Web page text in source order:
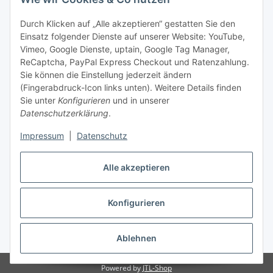
Alle akzeptieren
Konfigurieren
Ablehnen
Durch Klicken auf „Alle akzeptieren“ gestatten Sie den
Einsatz folgender Dienste auf unserer Website: YouTube,
Vimeo, Google Dienste, uptain, Google Tag Manager,
ReCaptcha, PayPal Express Checkout und Ratenzahlung.
Sie können die Einstellung jederzeit ändern
(Fingerabdruck-Icon links unten). Weitere Details finden
Sie unter Konfigurieren und in unserer
Datenschutzerklärung.
Impressum Datenschutz
Abonnieren
Newsletter Abonnieren
Informationen
Gesetzliche Informationen
Bestellung widerrufen
* Alle Preise inkl. gesetzlicher USt., zzgl.Versand
Powered byJTL-Shop